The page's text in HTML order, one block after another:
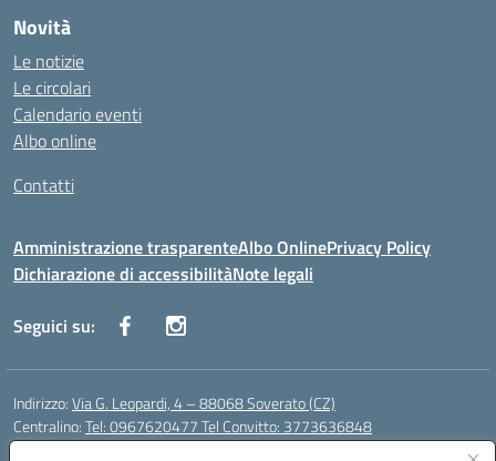
Novità
Le notizie
Le circolari
Calendario eventi
Albo online
Contatti
Amministrazione trasparenteAlbo OnlinePrivacy Policy
Dichiarazione di accessibilitàNote legali
Seguici su:
Indirizzo:Via G. Leopardi, 4 – 88068 Soverato (CZ)
Centralino:Tel: 0967620477 Tel Convitto: 3773636848
Email: